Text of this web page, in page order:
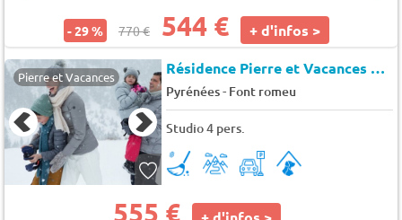
- 29 % 770 € 544 € + d'infos >
Pierre et Vacances Résidence Pierre et Vacances Le Pedrou
Pyrénées- Font romeu
Studio 4 pers.
555 €